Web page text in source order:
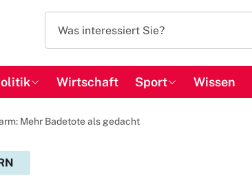
Wirtschaft Sport Wissen
Mehr Badetote als gedacht